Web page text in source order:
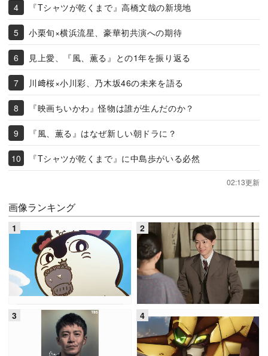
『Tシャツが乾くまで』高橋文哉の新境地
小栗旬×横浜流星、豪華初共演への期待
見上愛、『風、薫る』との1年を振り返る
川﨑桜×小川彩、乃木坂46の未来を語る
『映画ちいかわ』怪物は誰が生んだのか？
『風、薫る』はなぜ新しい朝ドラに？
『Tシャツが乾くまで』に中島歩がいる必然
02:13更新
画像ランキング